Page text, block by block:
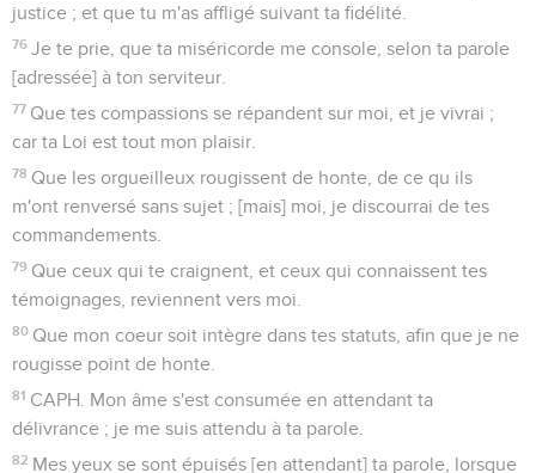
justice ; et que tu m'as affligé suivant ta fidélité.
76 Je te prie, que ta miséricorde me console, selon ta parole
[adressée] à ton serviteur.
77 Que tes compassions se répandent sur moi, et je vivrai ;
car ta Loi est tout mon plaisir.
78 Que les orgueilleux rougissent de honte, de ce qu ils
m'ont renversé sans sujet ; [mais] moi, je discourrai de tes
commandements.
79 Que ceux qui te craignent, et ceux qui connaissent tes
témoignages, reviennent vers moi.
80 Que mon coeur soit intègre dans tes statuts, afin que je ne
rougisse point de honte.
81 CAPH. Mon âme s'est consumée en attendant ta
délivrance ; je me suis attendu à ta parole.
82 Mes yeux se sont épuisés [en attendant] ta parole, lorsque